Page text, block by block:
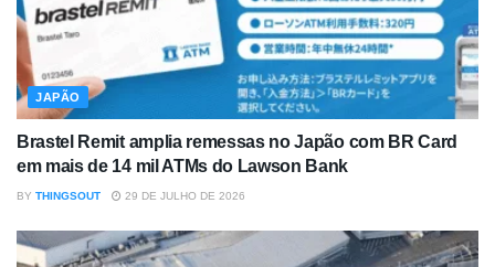
JAPÃO
Brastel Remit amplia remessas no Japão com BR Card
em mais de 14 mil ATMs do Lawson Bank
BY THINGSOUT 29 DE JULHO DE 2026